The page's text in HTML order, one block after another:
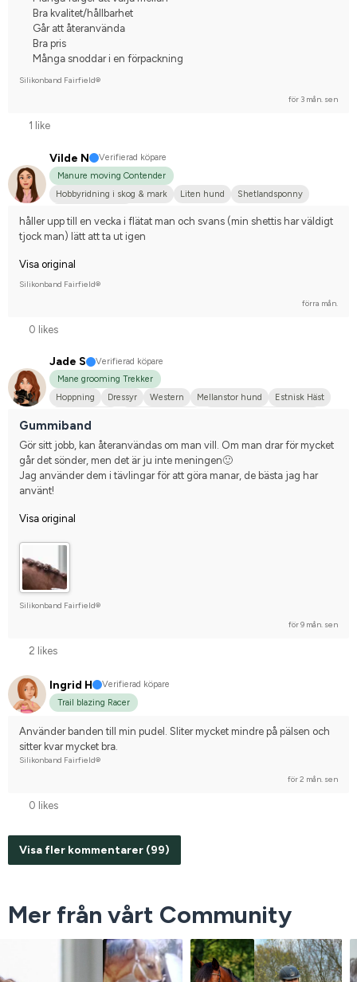
Bra kvalitet/hållbarhet
Går att återanvända
Bra pris
Många snoddar i en förpackning
Silikonband Fairfield®
för 3 mån. sen
1 like
Vilde N
Verifierad köpare
Manure moving Contender
Hobbyridning i skog & mark
Liten hund
Shetlandsponny
håller upp till en vecka i flätat man och svans (min shettis har väldigt
tjock man) lätt att ta ut igen
Visa original
Silikonband Fairfield®
förra mån.
0 likes
Jade S
Verifierad köpare
Mane grooming Trekker
Hoppning
Dressyr Western Mellanstor hund
Estnisk Häst
Gummiband
Gör sitt jobb, kan återanvändas om man vill. Om man drar för mycket
går det sönder, men det är ju inte meningen🙂
Jag använder dem i tävlingar för att göra manar, de bästa jag har
använt!
Visa original
Silikonband Fairfield®
för 9 mån. sen
2 likes
Ingrid H
Verifierad köpare
Trail blazing Racer
Använder banden till min pudel. Sliter mycket mindre på pälsen och
sitter kvar mycket bra.
Silikonband Fairfield®
för 2 mån. sen
0 likes
Visa fler kommentarer (99)
Mer från vårt Community